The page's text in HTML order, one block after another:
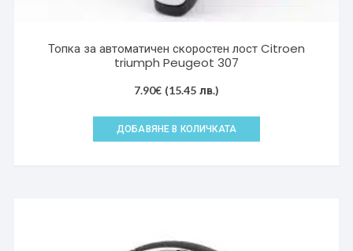
Топка за автоматичен скоростен лост Citroen
triumph Peugeot 307
7.90€ (15.45 лв.)
ДОБАВЯНЕ В КОЛИЧКАТА